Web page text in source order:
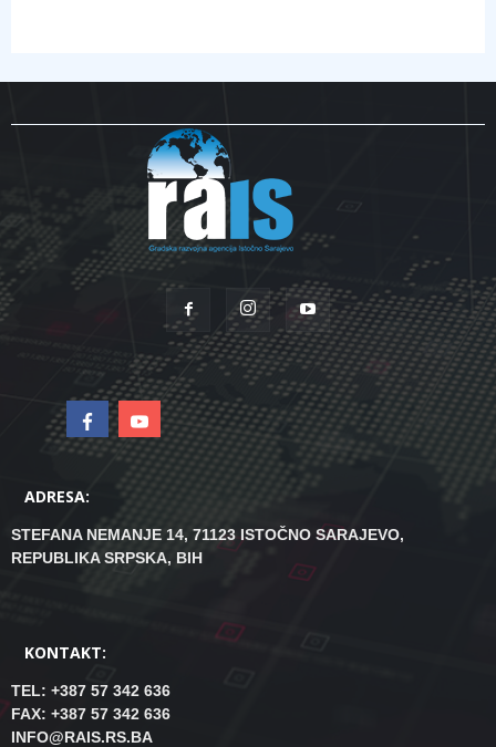
ADRESA:
STEFANA NEMANJE 14, 71123 ISTOČNO SARAJEVO,
REPUBLIKA SRPSKA, BIH
KONTAKT:
TEL: +387 57 342 636
FAX: +387 57 342 636
INFO@RAIS.RS.BA